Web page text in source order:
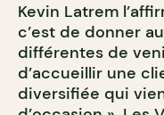
Kevin Latrem
c’est de donner
différentes de
d’accueillir une
diversifiée qui